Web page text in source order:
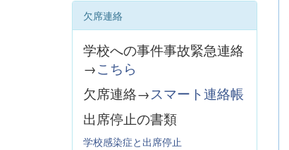
欠席連絡
学校への事件事故緊急連絡
→こちら
欠席連絡→スマート連絡帳
出席停止の書類
学校感染症と出席停止